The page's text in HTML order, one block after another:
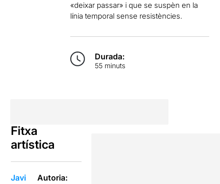
«deixar passar» i que se suspèn en la
línia temporal sense resistències.
Durada:
55 minuts
Fitxa
artística
Javi
Autoria: